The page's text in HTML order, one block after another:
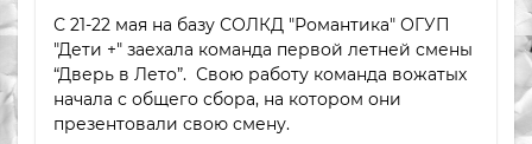
С 21-22 мая на базу СОЛКД "Романтика" ОГУП
"Дети +" заехала команда первой летней смены
“Дверь в Лето”. Свою работу команда вожатых
начала с общего сбора, на котором они
презентовали свою смену.